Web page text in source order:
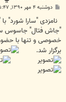
پ
ت
دوشنبه ۴ مهر ۱۳۹۰, ۵:۴۷ ب.ظ
نامزدی "سارا شورد"
"جاش فتال" جاسوس
خصوصی و تنها با حضور
برگزار شد.